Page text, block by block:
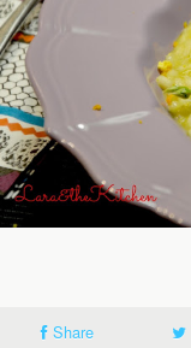
Share